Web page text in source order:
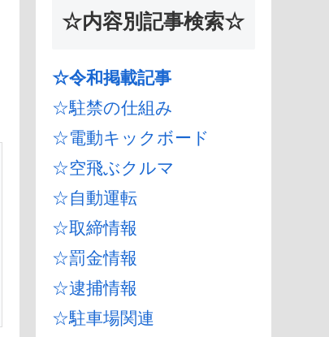
☆内容別記事検索☆
☆令和掲載記事
☆駐禁の仕組み
☆電動キックボード
☆空飛ぶクルマ
☆自動運転
☆取締情報
☆罰金情報
☆逮捕情報
☆駐車場関連